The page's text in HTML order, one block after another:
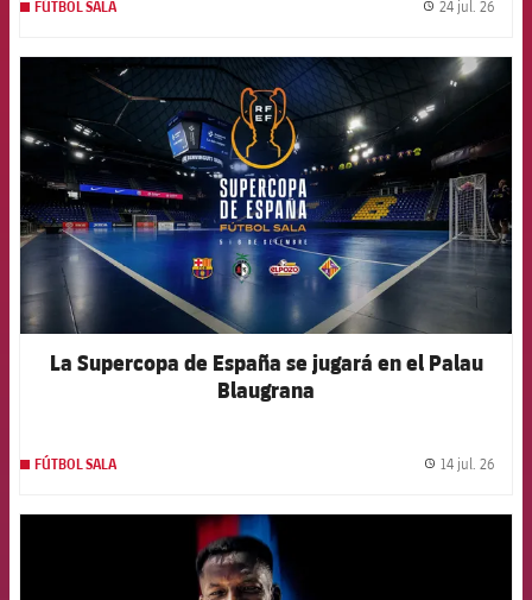
FÚTBOL SALA 24 jul. 26
FCB Barcelona badge
La Supercopa de España se jugará en el Palau
Blaugrana
FÚTBOL SALA 14 jul. 26
FCB Barcelona badge